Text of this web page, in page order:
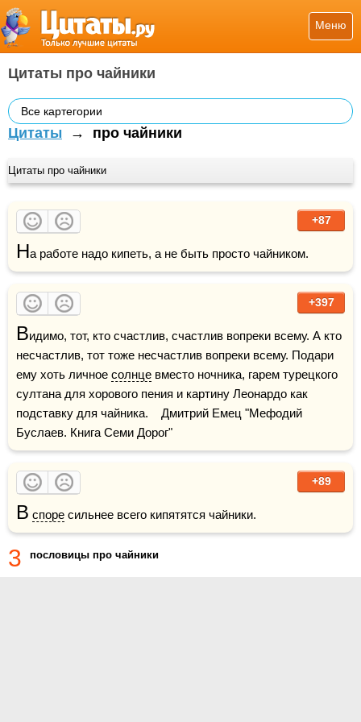
Меню
Цитаты про чайники
Все картегории
Цитаты → про чайники
Цитаты про чайники
+87
На работе надо кипеть, а не быть просто чайником.
+397
Видимо, тот, кто счастлив, счастлив вопреки всему. А кто
несчастлив, тот тоже несчастлив вопреки всему. Подари
ему хоть личное солнце вместо ночника, гарем турецкого
султана для хорового пения и картину Леонардо как
подставку для чайника.    Дмитрий Емец "Мефодий
Буслаев. Книга Семи Дорог"
+89
В споре сильнее всего кипятятся чайники.
3 пословицы про чайники